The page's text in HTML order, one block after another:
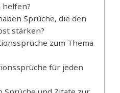
Sprüche, die den
stärken?
zum Thema
für jeden